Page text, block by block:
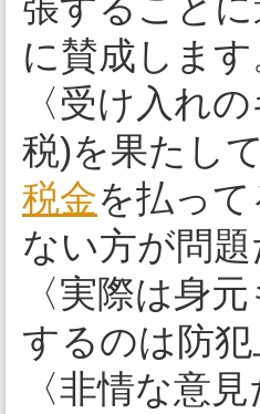
に賛成します
〈受け入れ
税)を果たし
税金を払っ
ない方が問題
〈実際は身
するのは防
〈非情な意